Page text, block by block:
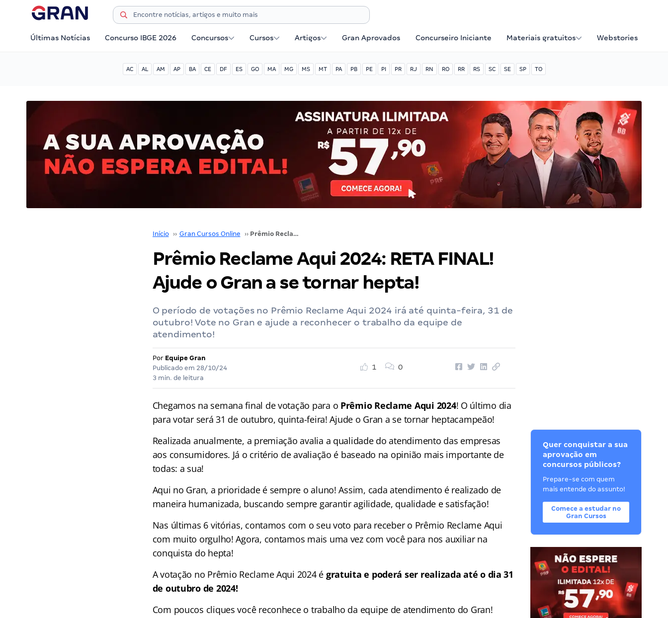
Últimas Notícias Concurso IBGE 2026 Concursos Cursos Artigos Gran Aprovados Concurseiro Iniciante Materiais gratuitos Webstories
AC AL AM AP BA CE DF ES GO MA MG MS MT PA PB PE PI PR RJ RN RO RR RS SC SE SP TO
Início ›› Gran Cursos Online ›› Prêmio Reclame Aqui 2024: RETA FINAL! Ajude o Gran a se tornar hepta!
Prêmio Reclame Aqui 2024: RETA FINAL!
Ajude o Gran a se tornar hepta!
O período de votações no Prêmio Reclame Aqui 2024 irá até quinta-feira, 31 de
outubro! Vote no Gran e ajude a reconhecer o trabalho da equipe de
atendimento!
Por Equipe Gran
Publicado em 28/10/24
3 min. de leitura
1 0
Chegamos na semana final de votação para o Prêmio Reclame Aqui 2024! O último dia
para votar será 31 de outubro, quinta-feira! Ajude o Gran a se tornar heptacampeão!
Realizada anualmente, a premiação avalia a qualidade do atendimento das empresas
aos consumidores. Já o critério de avaliação é baseado na opinião mais importante de
todas: a sua!
Aqui no Gran, a prioridade é sempre o aluno! Assim, cada atendimento é realizado de
maneira humanizada, buscando sempre garantir agilidade, qualidade e satisfação!
Nas últimas 6 vitórias, contamos com o seu voto para receber o Prêmio Reclame Aqui
com muito orgulho! Agora, contamos mais uma vez com você para nos auxiliar na
conquista do hepta!
A votação no Prêmio Reclame Aqui 2024 é gratuita e poderá ser realizada até o dia 31
de outubro de 2024!
Com poucos cliques você reconhece o trabalho da equipe de atendimento do Gran!
Quer conquistar a sua
aprovação em
concursos públicos?
Prepare-se com quem
mais entende do assunto!
Comece a estudar no
Gran Cursos